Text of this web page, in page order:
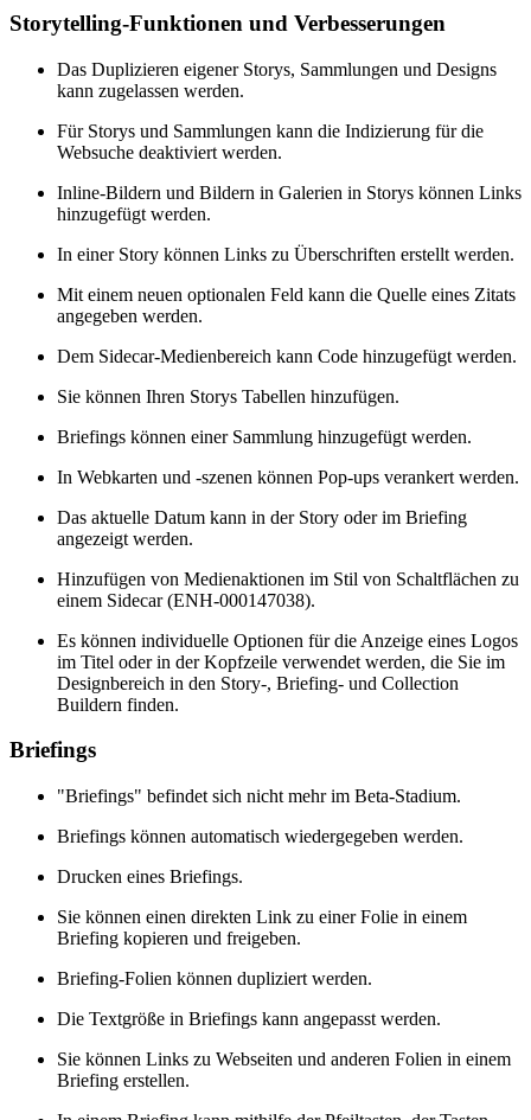
Storytelling-Funktionen und Verbesserungen
Das Duplizieren eigener Storys, Sammlungen und Designs
kann zugelassen werden.
Für Storys und Sammlungen kann die Indizierung für die
Websuche deaktiviert werden.
Inline-Bildern und Bildern in Galerien in Storys können Links
hinzugefügt werden.
In einer Story können Links zu Überschriften erstellt werden.
Mit einem neuen optionalen Feld kann die Quelle eines Zitats
angegeben werden.
Dem Sidecar-Medienbereich kann Code hinzugefügt werden.
Sie können Ihren Storys Tabellen hinzufügen.
Briefings können einer Sammlung hinzugefügt werden.
In Webkarten und -szenen können Pop-ups verankert werden.
Das aktuelle Datum kann in der Story oder im Briefing
angezeigt werden.
Hinzufügen von Medienaktionen im Stil von Schaltflächen zu
einem Sidecar (ENH-000147038).
Es können individuelle Optionen für die Anzeige eines Logos
im Titel oder in der Kopfzeile verwendet werden, die Sie im
Designbereich in den Story-, Briefing- und Collection
Buildern finden.
Briefings
"Briefings" befindet sich nicht mehr im Beta-Stadium.
Briefings können automatisch wiedergegeben werden.
Drucken eines Briefings.
Sie können einen direkten Link zu einer Folie in einem
Briefing kopieren und freigeben.
Briefing-Folien können dupliziert werden.
Die Textgröße in Briefings kann angepasst werden.
Sie können Links zu Webseiten und anderen Folien in einem
Briefing erstellen.